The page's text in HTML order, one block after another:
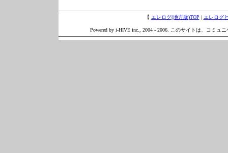
【 エレログ(地方版)TOP | エレログ
Powered by i-HIVE inc., 2004 - 2006. このサイトは、コミュ